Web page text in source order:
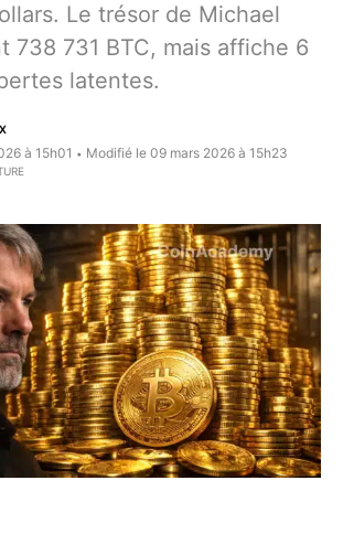
Le trésor de Michael
738 731 BTC, mais affiche 6
latentes.
à 15h01 • Modifié le 09 mars 2026 à 15h23